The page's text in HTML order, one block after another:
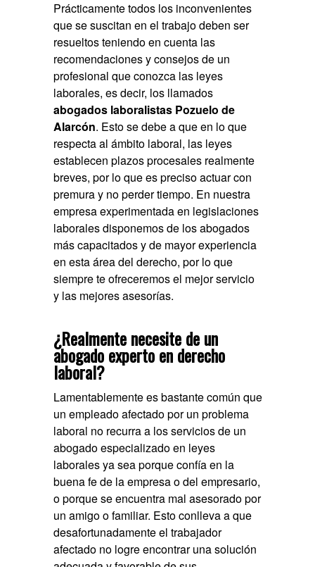
Prácticamente todos los inconvenientes
que se suscitan en el trabajo deben ser
resueltos teniendo en cuenta las
recomendaciones y consejos de un
profesional que conozca las leyes
laborales, es decir, los llamados
abogados laboralistas Pozuelo de
Alarcón. Esto se debe a que en lo que
respecta al ámbito laboral, las leyes
establecen plazos procesales realmente
breves, por lo que es preciso actuar con
premura y no perder tiempo. En nuestra
empresa experimentada en legislaciones
laborales disponemos de los abogados
más capacitados y de mayor experiencia
en esta área del derecho, por lo que
siempre te ofreceremos el mejor servicio
y las mejores asesorías.
¿Realmente necesite de un
abogado experto en derecho
laboral?
Lamentablemente es bastante común que
un empleado afectado por un problema
laboral no recurra a los servicios de un
abogado especializado en leyes
laborales ya sea porque confía en la
buena fe de la empresa o del empresario,
o porque se encuentra mal asesorado por
un amigo o familiar. Esto conlleva a que
desafortunadamente el trabajador
afectado no logre encontrar una solución